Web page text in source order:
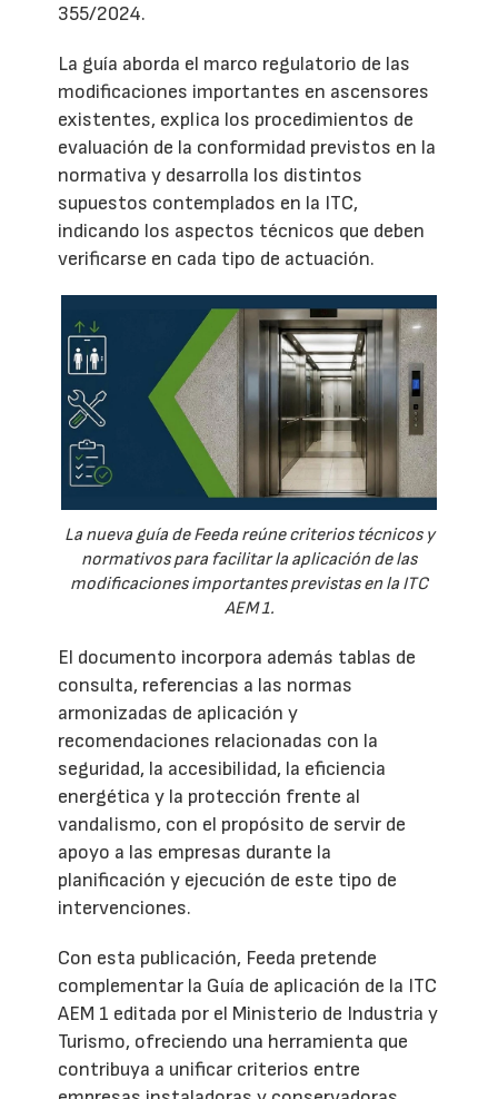
355/2024.
La guía aborda el marco regulatorio de las
modificaciones importantes en ascensores
existentes, explica los procedimientos de
evaluación de la conformidad previstos en la
normativa y desarrolla los distintos
supuestos contemplados en la ITC,
indicando los aspectos técnicos que deben
verificarse en cada tipo de actuación.
La nueva guía de Feeda reúne criterios técnicos y
normativos para facilitar la aplicación de las
modificaciones importantes previstas en la ITC
AEM 1.
El documento incorpora además tablas de
consulta, referencias a las normas
armonizadas de aplicación y
recomendaciones relacionadas con la
seguridad, la accesibilidad, la eficiencia
energética y la protección frente al
vandalismo, con el propósito de servir de
apoyo a las empresas durante la
planificación y ejecución de este tipo de
intervenciones.
Con esta publicación, Feeda pretende
complementar la Guía de aplicación de la ITC
AEM 1 editada por el Ministerio de Industria y
Turismo, ofreciendo una herramienta que
contribuya a unificar criterios entre